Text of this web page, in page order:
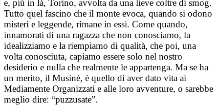
e, più in là, Torino, avvolta da una lieve coltre di smog.
Tutto quel fascino che il monte evoca, quando si odono
misteri e leggende, rimane in essi. Come quando,
innamorati di una ragazza che non conosciamo, la
idealizziamo e la riempiamo di qualità, che poi, una
volta conosciuta, capiamo essere solo nel nostro
desiderio e nulla che realmente le appartenga. Ma se ha
un merito, il Musinè, è quello di aver dato vita ai
Mediamente Organizzati e alle loro avventure, o sarebbe
meglio dire: “puzzusate”.